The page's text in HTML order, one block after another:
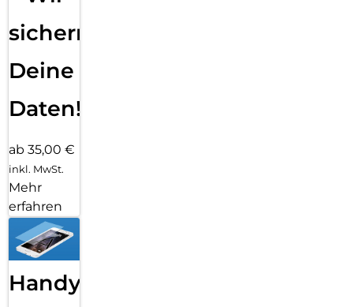
sichern
Deine
Daten!
ab 35,00 €
inkl. MwSt.
Mehr
erfahren
Handy